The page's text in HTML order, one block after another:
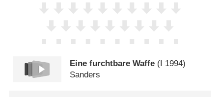
Eine furchtbare Waffe ( 1994)
Sanders